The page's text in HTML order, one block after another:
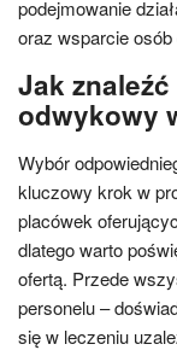
podejmowanie
oraz wsparcie
Jak
odwykowy
Wybór
kluczowy krok w
placówek
dlatego warto
ofertą. Przede
personelu –
się w leczeniu